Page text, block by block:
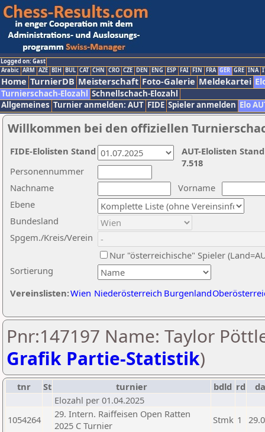
Logged on: Gast
Arabic ARM AZE BIH BUL CAT CHN CRO CZE DEN ENG ESP FAI FIN FRA GER GRE INA
Home TurnierDB Meisterschaft Foto-Galerie Meldekartei
Turnierschach-Elozahl Schnellschach-Elozahl
Allgemeines Turnier anmelden: AUT FIDE Spieler anmelden Elo
Willkommen bei den offiziellen
Nachname
Vorname
Ebene
Sortierung
Personennummer
Bundesland
Spgem./Kreis/Verein
Nur "österreichische" Spieler
Vereinslisten:Wien Niederösterreich Burgenland
AUT-Elolisten
7.518
FIDE-Elolisten Stand
Pnr:147197 Name: Taylor
Grafik Partie-Statistik)
tnr St turnier bdld rd
Elozahl per 01.04.2025
1054264
29. Intern. Raiffeisen Open Ratten
2025 C Turnier
Stmk 1